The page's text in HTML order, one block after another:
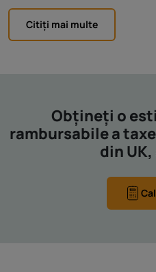
Citiți mai multe
Obțineți o
rambursabile a
din